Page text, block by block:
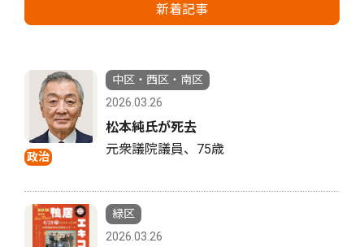
新着記事
政治
中区・西区・南区
2026.03.26
松本純氏が死去
元衆議院議員、75歳
緑区
2026.03.26